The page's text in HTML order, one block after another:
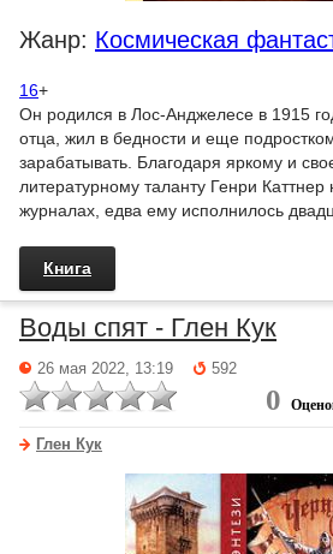
Жанр: Космическая
16+
Он родился в Лос-Анджелесе в 1915
отца, жил в бедности и еще
зарабатывать. Благодаря яркому и
литературному таланту Генри Каттнер
журналах, едва ему исполнилось
Книга
Воды спят - Глен Кук
26 мая 2022, 13:19 592
0
Глен Кук